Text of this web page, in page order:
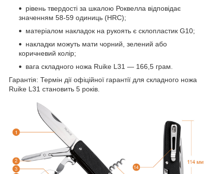
рівень твердості за шкалою Роквелла відповідає
значенням 58-59 одиниць (HRC);
матеріалом накладок на рукоять є склопластик G10;
накладки можуть мати чорний, зелений або
коричневий колір;
вага складного ножа Ruike L31 — 166,5 грам.
Гарантія: Термін дії офіційної гарантії для складного ножа
Ruike L31 становить 5 років.